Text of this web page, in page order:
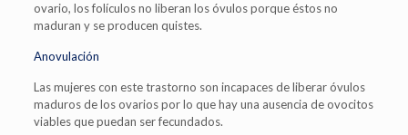
ovario, los folículos no liberan los óvulos porque éstos no
maduran y se producen quistes.
Anovulación
Las mujeres con este trastorno son incapaces de liberar óvulos
maduros de los ovarios por lo que hay una ausencia de ovocitos
viables que puedan ser fecundados.